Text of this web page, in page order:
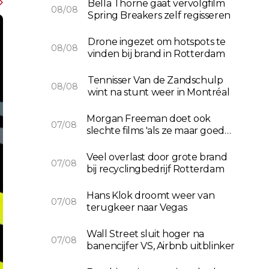
08/08
Bella Thorne gaat vervolgfilm
Spring Breakers zelf regisseren
08/08
Drone ingezet om hotspots te
vinden bij brand in Rotterdam
08/08
Tennisser Van de Zandschulp
wint na stunt weer in Montréal
07/08
Morgan Freeman doet ook
slechte films 'als ze maar goed
07/08
Veel overlast door grote brand
bij recyclingbedrijf Rotterdam
07/08
Hans Klok droomt weer van
terugkeer naar Vegas
07/08
Wall Street sluit hoger na
banencijfer VS, Airbnb uitblinker